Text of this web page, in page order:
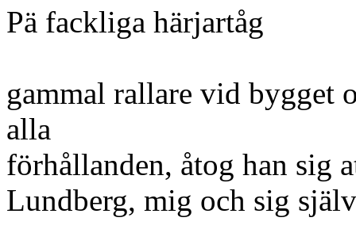
Pä fackliga härjartåg
gammal rallare vid bygget
alla
förhållanden, åtog han sig
Lundberg, mig och sig